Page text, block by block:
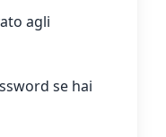
agli
se hai